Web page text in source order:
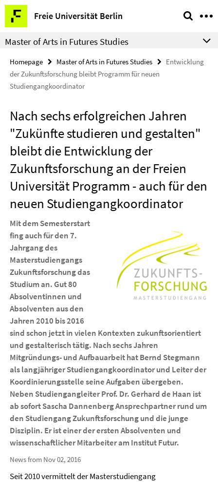
Springe
direkt
zu
Inhalt
Freie Universität Berlin
Service
Navigation
Master of Arts in Futures Studies
Homepage Master of Arts in Futures Studies
Entwicklung
der Zukunftsforschung bleibt Programm für neuen
Studiengangkoordinator
Nach sechs erfolgreichen Jahren
"Zukünfte studieren und gestalten"
bleibt die Entwicklung der
Zukunftsforschung an der Freien
Universität Programm - auch für den
neuen Studiengangkoordinator
Mit dem Semesterstart
fing auch für den 7.
Jahrgang des
Masterstudiengangs
Zukunftsforschung das
Studium an. Gut 80
Absolventinnen und
Absolventen aus den
Jahren 2010 bis 2016
sind schon jetzt in vielen Kontexten zukunftsorientiert
und gestalterisch tätig. Nach sechs Jahren
Mitgründungs- und Aufbauarbeit hat Bernd Stegmann
als langjähriger Studiengangkoordinator und Leiter der
Koordinierungsstelle seine Aufgaben übergeben.
Neben Studiengangleiter Prof. Dr. Gerhard de Haan ist
ab sofort Sascha Dannenberg Ansprechpartner rund um
den Studiengang Zukunftsforschung und die junge
Disziplin. Er ist einer der ersten Absolventen und
wissenschaftlicher Mitarbeiter am Institut Futur.
News from Nov 02, 2016
Seit 2010 vermittelt der Masterstudiengang